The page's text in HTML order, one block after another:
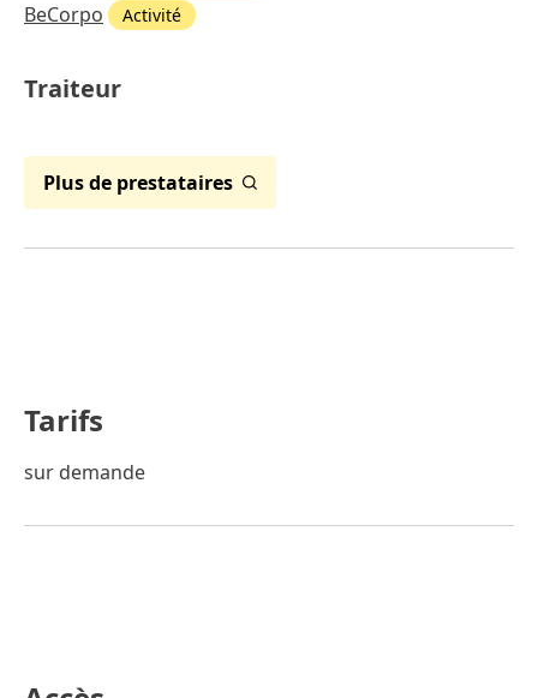
BeCorpo Activité
Traiteur
Plus de prestataires
Tarifs
sur demande